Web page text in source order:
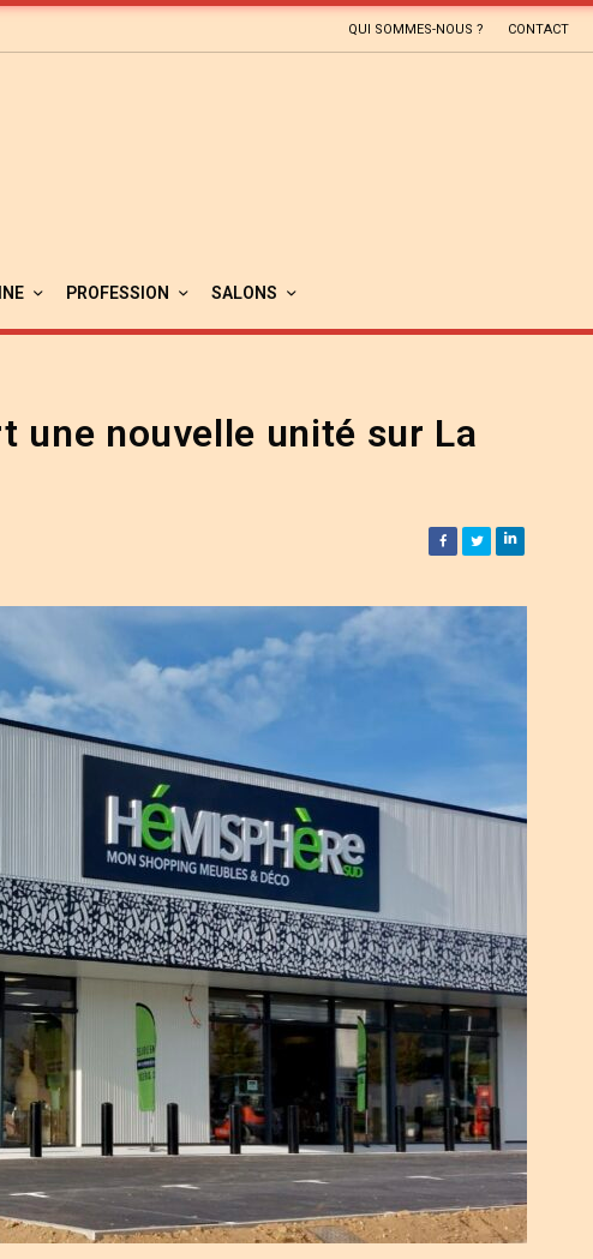
QUI SOMMES-NOUS ? CONTACT
PROFESSION SALONS
une nouvelle unité sur La